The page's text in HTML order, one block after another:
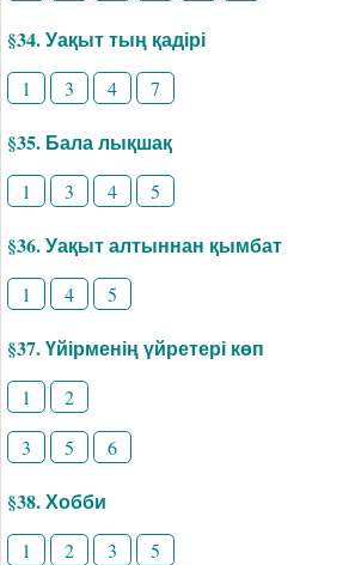
§34. Уақыт тың қадірі
1 3 4 7
§35. Бала лықшақ
1 3 4 5
§36. Уақыт алтыннан қымбат
1 4 5
§37. Үйірменің үйретері көп
1
2
3
5 6
§38. Хобби
1 2 3 5